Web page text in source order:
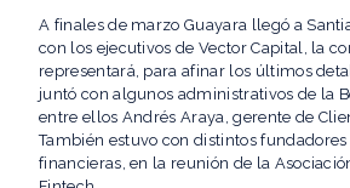
A finales de marzo Guayara llegó a
con los ejecutivos de Vector Capital, la
representará, para afinar los últimos
juntó con algunos administrativos de la
entre ellos Andrés Araya, gerente de
También estuvo con distintos
financieras, en la reunión de la